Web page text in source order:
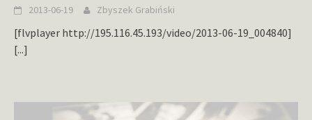
2013-06-19 Zbyszek Grabiński
[flvplayer http://195.116.45.193/video/2013-06-19_004840]
[...]